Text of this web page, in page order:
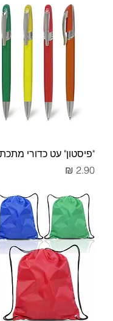
"פיסטון" עט כדורי
מחיר